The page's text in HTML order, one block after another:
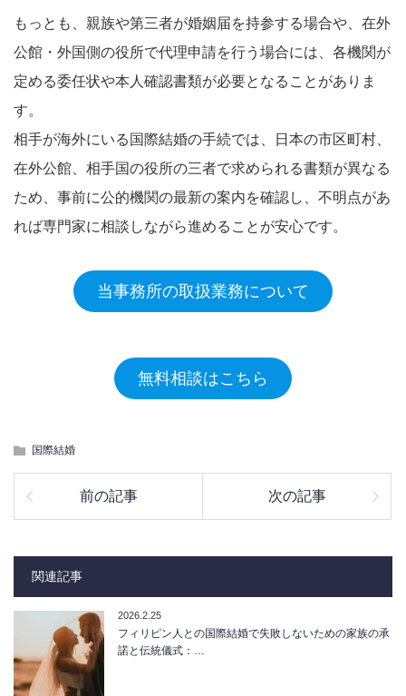
もっとも、親族や第三者が婚姻届を持参する場合や、在外
公館・外国側の役所で代理申請を行う場合には、各機関が
定める委任状や本人確認書類が必要となることがありま
す。​
相手が海外にいる国際結婚の手続では、日本の市区町村、
在外公館、相手国の役所の三者で求められる書類が異なる
ため、事前に公的機関の最新の案内を確認し、不明点があ
れば専門家に相談しながら進めることが安心です。​
当事務所の取扱業務について
無料相談はこちら
国際結婚
前の記事 次の記事
関連記事
2026.2.25
フィリピン人との国際結婚で失敗しないための家族の承
諾と伝統儀式：…